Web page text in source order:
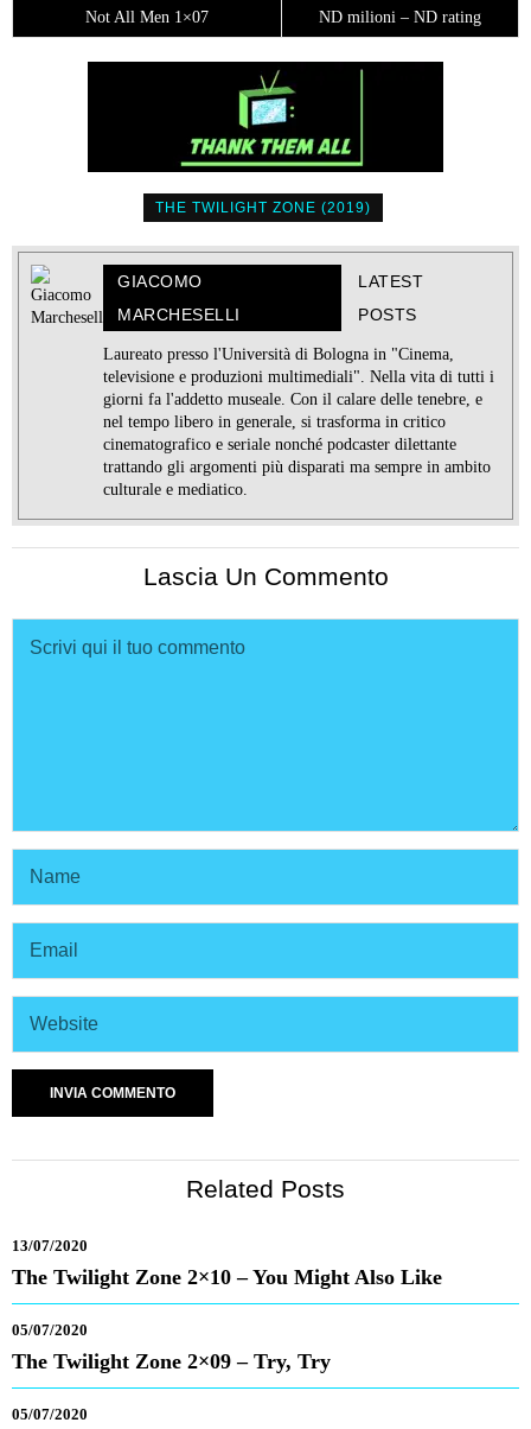
Not All Men 1×07 ND milioni – ND rating
THE TWILIGHT ZONE (2019)
GIACOMO
MARCHESELLI
LATEST
POSTS
Laureato presso l'Università di Bologna in "Cinema,
televisione e produzioni multimediali". Nella vita di tutti i
giorni fa l'addetto museale. Con il calare delle tenebre, e
nel tempo libero in generale, si trasforma in critico
cinematografico e seriale nonché podcaster dilettante
trattando gli argomenti più disparati ma sempre in ambito
culturale e mediatico.
Lascia Un Commento
Related Posts
13/07/2020
The Twilight Zone 2×10 – You Might Also Like
05/07/2020
The Twilight Zone 2×09 – Try, Try
05/07/2020